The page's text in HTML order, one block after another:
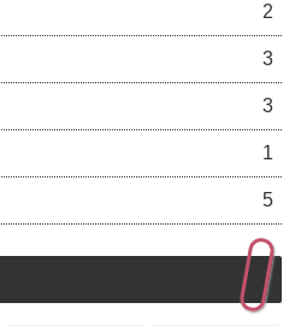
2
3
3
1
5